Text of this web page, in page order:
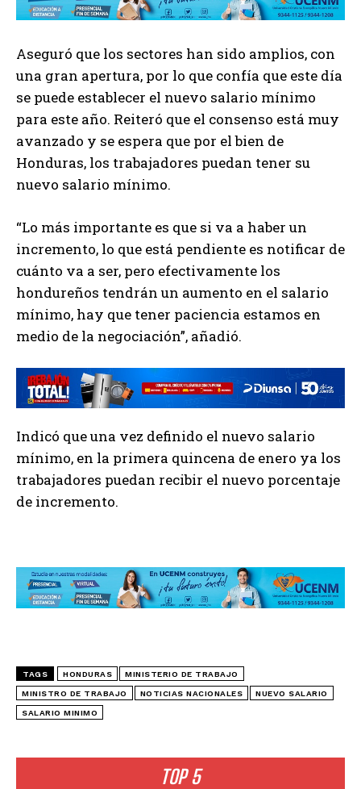
TOP 5
Aseguró que los sectores han sido amplios, con
una gran apertura, por lo que confía que este día
se puede establecer el nuevo salario mínimo
para este año. Reiteró que el consenso está muy
avanzado y se espera que por el bien de
Honduras, los trabajadores puedan tener su
nuevo salario mínimo.
“Lo más importante es que si va a haber un
incremento, lo que está pendiente es notificar de
cuánto va a ser, pero efectivamente los
hondureños tendrán un aumento en el salario
mínimo, hay que tener paciencia estamos en
medio de la negociación”, añadió.
Indicó que una vez definido el nuevo salario
mínimo, en la primera quincena de enero ya los
trabajadores puedan recibir el nuevo porcentaje
de incremento.
TAGS HONDURAS MINISTERIO DE TRABAJO
MINISTRO DE TRABAJO NOTICIAS NACIONALES NUEVO SALARIO
SALARIO MINIMO